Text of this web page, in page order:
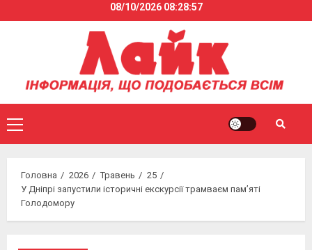
to
08/10/2026 08:28:57
Primary
Menu
Головна 2026 Травень
25
У Дніпрі запустили історичні екскурсії трамваєм пам’яті
Голодомору